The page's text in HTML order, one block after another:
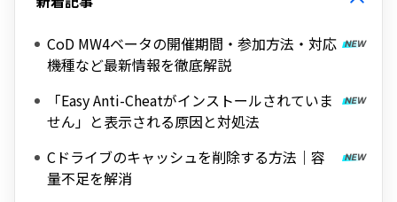
CoD MW4ベータの開催期間・参加方法・対応
機種など最新情報を徹底解説
「Easy Anti-Cheatがインストールされていま
せん」と表示される原因と対処法
Cドライブのキャッシュを削除する方法｜容
量不足を解消